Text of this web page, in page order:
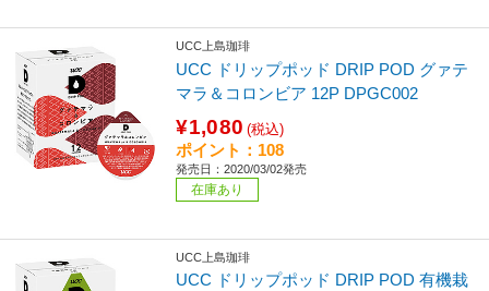
UCC上島珈琲
UCC ドリップポッド DRIP POD グァテ
マラ＆コロンビア 12P DPGC002
¥1,080 (税込)
ポイント：108
発売日：2020/03/02発売
在庫あり
UCC上島珈琲
UCC ドリップポッド DRIP POD 有機栽